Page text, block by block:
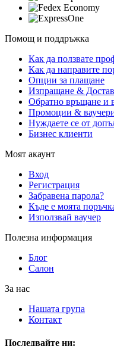
Помощ и поддръжка
Как да ползвате
Как да направите
Опции за плащане
Изпращане &
Обратно връщане и
Промоции &
Нуждаете се от
Бизнес клиенти
Моят акаунт
Вход
Регистрация
Забравена парола?
Къде е моята
Използвай ваучер
Полезна информация
Блог
Салон
За нас
Нашата група
Контакт
Последвайте ни: